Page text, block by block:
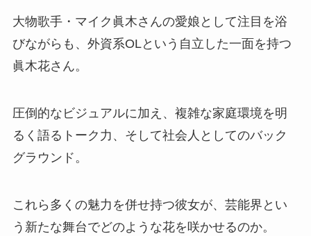
大物歌手・マイク眞木さんの愛娘として注目を浴
びながらも、外資系OLという自立した一面を持つ
眞木花さん。
圧倒的なビジュアルに加え、複雑な家庭環境を明
るく語るトーク力、そして社会人としてのバック
グラウンド。
これら多くの魅力を併せ持つ彼女が、芸能界とい
う新たな舞台でどのような花を咲かせるのか。